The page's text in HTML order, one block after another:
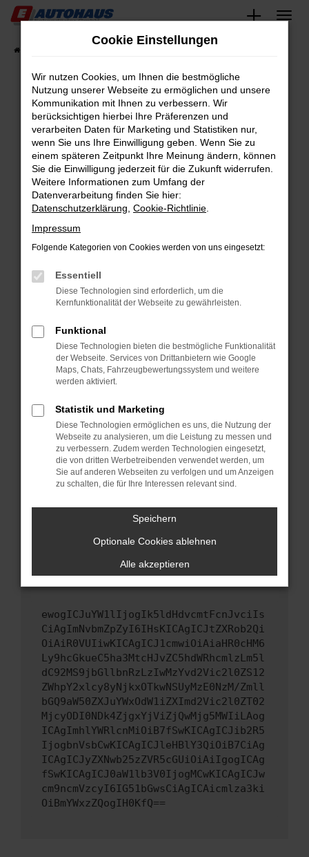
Zum
springen
Fahrzeugsuche
Fehler: Network Error
Beim Laden ist ein Fehler aufgetreten.
Hier sind ein paar Tipps, die dir helfen können:
Überprüfe deine Firewall und deine
Internetverbindung.
Laden andere Webseiten, zum Beispiel deine
Suchmaschine?
Prüfe deine Browsererweiterungen.
können das Laden bestimmter Seiten
verhindern. Funktioniert die Seite in einem
anderen Browser oder in einem privaten
Starte dein Gerät neu.
Das kann manchmal helfen, vorübergehende
Probleme zu beheben.
Betriebssystem auf dem neuesten Stand
sind.
Veraltete Software birgt nicht nur ein
Sicherheitsrisiko, sondern kann auch dazu
führen, dass bestimmte Funktionen nicht mehr
unterstützt werden.
Wende dich an den Webseitenbetreiber.
Wenn du alle oben genannten Schritte versucht
hast, kontaktiere uns bitte. Wir werden
versuchen, das Problem zu beheben. Du kannst
uns diesen Text schicken, um uns bei der
ewogICJuYW1lIjogIk5ldHdvcmtFcnJvciIs
CiAgImNvbmZpZyI6IHsKICAgICJtZXRob2Qi
OiAiR0VUIiwKICAgICJ1cmwiOiAiaHR0cHM6
Ly9hcGkueC5ha3MtcHJvZC5hdWRhcmlzLm5l
dC92MS9jbGllbnRzLzIwMzYvd2Vic2l0ZS12
ZWhpY2xlcy8yNjkxOTkwNSUyMzE0NzM/Zmll
bGQ9aW50ZXJuYWxOdW1iZXImd2Vic2l0ZT02
MjcyODI0NDk4ZjgxYjViZjQwMjg5MWIiLAog
ICAgImhlYWRlcnMiOiB7fSwKICAgICJib2R5
IjogbnVsbCwKICAgICJleHBlY3QiOiB7CiAg
ICAgICJyZXNwb25zZVR5cGUiOiAiIgogICAg
fSwKICAgICJ0aW1lb3V0IjogMCwKICAgICJw
cm9ncmVzcyI6IG51bGwsCiAgICAicmlza3ki
OiBmYWxzZQogIH0KfQ==
Cookie Einstellungen
Wir nutzen Cookies, um Ihnen die bestmögliche
Nutzung unserer Webseite zu ermöglichen und unsere
Kommunikation mit Ihnen zu verbessern. Wir
berücksichtigen hierbei Ihre Präferenzen und
verarbeiten Daten für Marketing und Statistiken nur,
wenn Sie uns Ihre Einwilligung geben. Wenn Sie zu
einem späteren Zeitpunkt Ihre Meinung ändern, können
Sie die Einwilligung jederzeit für die Zukunft widerrufen.
Weitere Informationen zum Umfang der
Datenverarbeitung finden Sie hier:
Datenschutzerklärung Cookie-Richtlinie
Impressum
Folgende Kategorien von Cookies werden von uns eingesetzt:
Essentiell
Diese Technologien sind erforderlich, um die
Kernfunktionalität der Webseite zu gewährleisten.
Funktional
Diese Technologien bieten die bestmögliche Funktionalität
der Webseite. Services von Drittanbietern wie Google
Maps, Chats, Fahrzeugbewertungssystem und weitere
werden aktiviert.
Statistik und Marketing
Diese Technologien ermöglichen es uns, die Nutzung der
Webseite zu analysieren, um die Leistung zu messen und
zu verbessern. Zudem werden Technologien eingesetzt,
die von dritten Werbetreibenden verwendet werden, um
Sie auf anderen Webseiten zu verfolgen und um Anzeigen
zu schalten, die für Ihre Interessen relevant sind.
Speichern
Optionale Cookies ablehnen
Alle akzeptieren